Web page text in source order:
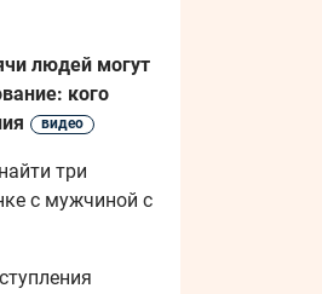
людей могут
кого
видео
три
с мужчиной с